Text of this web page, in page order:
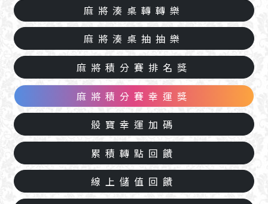
麻將湊桌轉轉樂
麻將湊桌抽抽樂
麻將積分賽排名獎
麻將積分賽幸運獎
骰寶幸運加碼
累積轉點回饋
線上儲值回饋